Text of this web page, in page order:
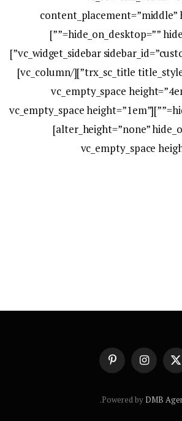
content_placement=”middle”
hide_on_desktop=”” hide_on_notebook=”” hide_on_tablet=”” hide_on_mobile=”” hide_on_frontpage=””]
[vc_column icons_position=”left”][vc_widget_sidebar sidebar_id=”custom_widgets_1″ el_class=”extra-instagram”]
[trx_sc_title title_style=”accent” title_align=”left” link_style=”default” subtitle=”@sounderradio”][/vc_column]
[/vc_row][vc_row][vc_column
hide_on_desktop=”” hide_on_notebook=”” hide_on_tablet=”” hide_on_mobile=””][vc_empty_space height=”1em”
alter_height=”none” hide_on_desktop=”” hide_on_notebook=”” hide_on_tablet=”” hide_on_mobile=”1″]
[vc_empty_space
X
(Twitter)
الانستغرامبينتيريست
DMB
.